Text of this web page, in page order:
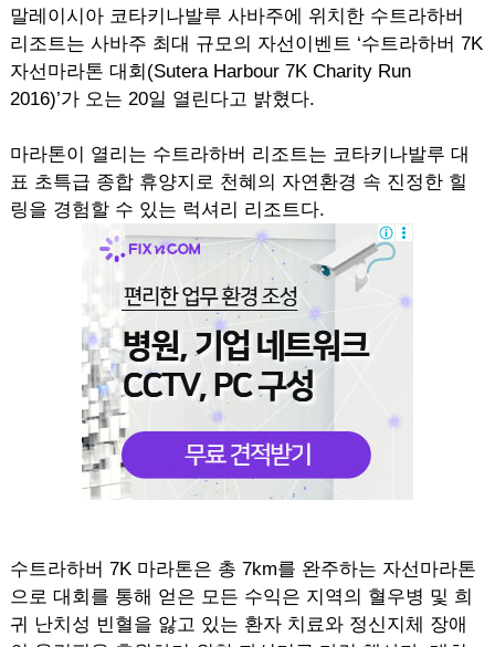
말레이시아 코타키나발루 사바주에 위치한 수트라하버
리조트는 사바주 최대 규모의 자선이벤트 ‘수트라하버 7K
자선마라톤 대회(Sutera Harbour 7K Charity Run
2016)’가 오는 20일 열린다고 밝혔다.
마라톤이 열리는 수트라하버 리조트는 코타키나발루 대
표 초특급 종합 휴양지로 천혜의 자연환경 속 진정한 힐
링을 경험할 수 있는 럭셔리 리조트다.
수트라하버 7K 마라톤은 총 7km를 완주하는 자선마라톤
으로 대회를 통해 얻은 모든 수익은 지역의 혈우병 및 희
귀 난치성 빈혈을 앓고 있는 환자 치료와 정신지체 장애